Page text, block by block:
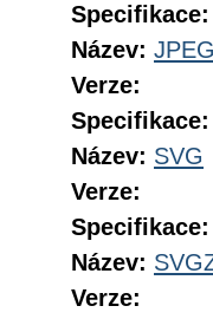
Specifikace:
Název: JPEG
Verze:
Specifikace:
Název: SVG
Verze:
Specifikace:
Název:
Verze: